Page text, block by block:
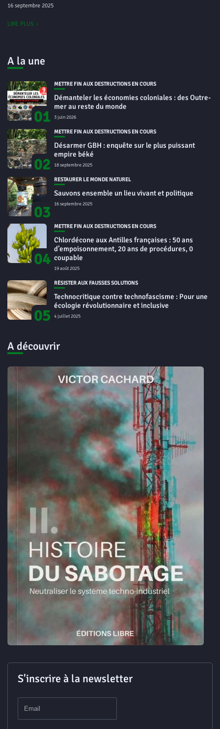
16 septembre 2025
LIRE PLUS
A la une
01
METTRE FIN AUX DESTRUCTIONS EN COURS
Démanteler les économies coloniales : des Outre-
mer au reste du monde
3 juin 2026
02
METTRE FIN AUX DESTRUCTIONS EN COURS
Désarmer GBH : enquête sur le plus puissant
empire béké
18 septembre 2025
03
RESTAURER LE MONDE NATUREL
Sauvons ensemble un lieu vivant et politique
16 septembre 2025
04
METTRE FIN AUX DESTRUCTIONS EN COURS
Chlordécone aux Antilles françaises : 50 ans
d’empoisonnement, 20 ans de procédures, 0
coupable
19 août 2025
05
RÉSISTER AUX FAUSSES SOLUTIONS
Technocritique contre technofascisme : Pour une
écologie révolutionnaire et inclusive
4 juillet 2025
A découvrir
S'inscrire à la newsletter